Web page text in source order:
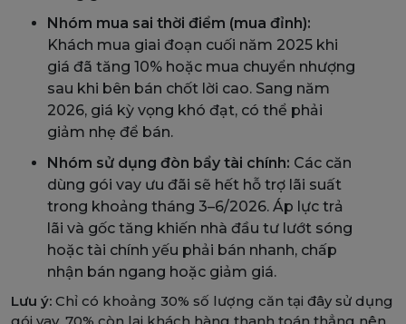
Nhóm mua sai thời điểm (mua đỉnh):
Khách mua giai đoạn cuối năm 2025 khi
giá đã tăng 10% hoặc mua chuyển nhượng
sau khi bên bán chốt lời cao. Sang năm
2026, giá kỳ vọng khó đạt, có thể phải
giảm nhẹ để bán.
Nhóm sử dụng đòn bẩy tài chính: Các căn
dùng gói vay ưu đãi sẽ hết hỗ trợ lãi suất
trong khoảng tháng 3–6/2026. Áp lực trả
lãi và gốc tăng khiến nhà đầu tư lướt sóng
hoặc tài chính yếu phải bán nhanh, chấp
nhận bán ngang hoặc giảm giá.
Lưu ý: Chỉ có khoảng 30% số lượng căn tại đây sử dụng